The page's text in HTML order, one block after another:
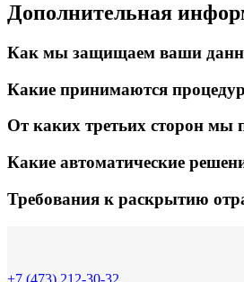
Дополнительная
Как мы защищаем ваши
Какие принимаются
От каких третьих сторон мы
Какие автоматические
Требования к раскрытию
+7 (473) 212-30-32